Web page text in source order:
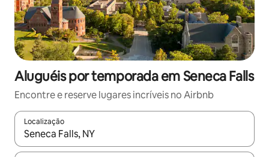
Aluguéis por temporada em Seneca Falls
Encontre e reserve lugares incríveis no Airbnb
Localização
Quando os resultados estiverem disponíveis, explore-os